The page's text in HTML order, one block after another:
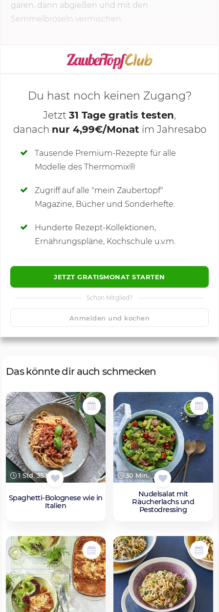
garen, dann abgießen und mit den
Semmelbröseln vermischen.
KOCHMODUS STARTEN
Deine Notizen
Du hast noch keinen Zugang?
Jetzt 31 Tage gratis testen,
danach nur 4,99€/Monat im Jahresabo
Tausende Premium-Rezepte für alle
Modelle des Thermomix®
Zugriff auf alle "mein Zaubertopf"
Magazine, Bücher und Sonderhefte.
Hunderte Rezept-Kollektionen,
Ernährungspläne, Kochschule u.v.m.
JETZT GRATISMONAT STARTEN
Schon Mitglied?
Anmelden und kochen
Kommentare
🙂 Speichern
Das könnte dir auch schmecken
1 Std. 35 Min.
Spaghetti-Bolognese wie in
Italien
30 Min.
Nudelsalat mit
Räucherlachs und
Pestodressing